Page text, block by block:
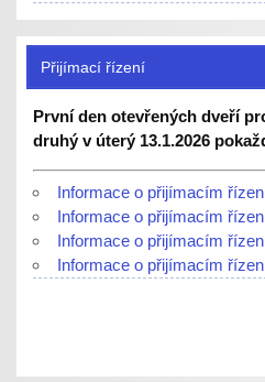
Přijímací řízení
První den otevřených dveří
druhý v úterý 13.1.2026
Informace o přijímacím
Informace o přijímacím
Informace o přijímacím
Informace o přijímacím